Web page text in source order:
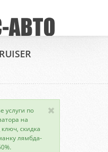
услуги по
на
скидка
лямбда-